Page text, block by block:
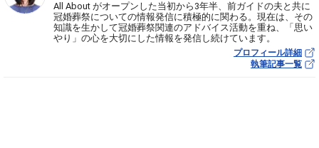
All About がオープンした当初から3年半、前ガイドの夫と共に
冠婚葬祭についての情報発信に積極的に関わる。現在は、その
知識を生かして冠婚葬祭関連のアドバイス活動を重ね、「思い
やり」の心を大切にした情報を発信し続けています。
プロフィール詳細
執筆記事一覧